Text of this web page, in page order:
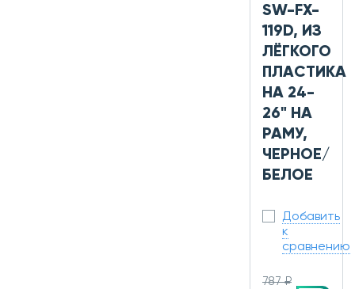
SW-FX-
119D, ИЗ
ЛЁГКОГО
ПЛАСТИКА
НА 24-
26" НА
РАМУ,
ЧЕРНОЕ/
БЕЛОЕ
Добавить
к
сравнению
787 ₽